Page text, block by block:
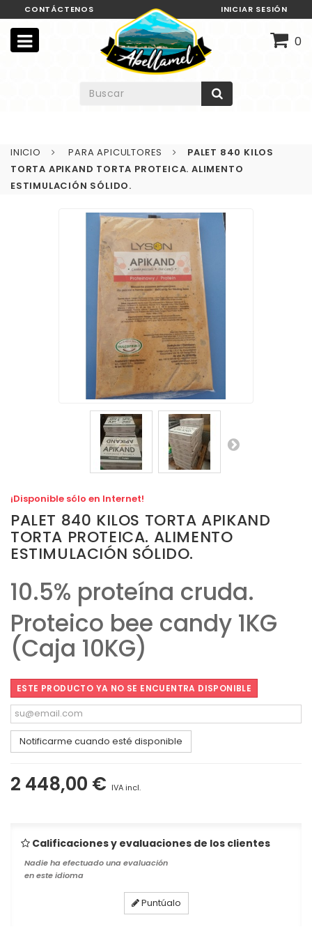
INICIAR SESIÓN
CONTÁCTENOS
0
INICIO PARA APICULTORES
PALET 840 KILOS
TORTA APIKAND TORTA PROTEICA. ALIMENTO
ESTIMULACIÓN SÓLIDO.
¡Disponible sólo en Internet!
PALET 840 KILOS TORTA APIKAND
TORTA PROTEICA. ALIMENTO
ESTIMULACIÓN SÓLIDO.
10.5% proteína cruda.
Proteico bee candy 1KG
(Caja 10KG)
ESTE PRODUCTO YA NO SE ENCUENTRA DISPONIBLE
Notificarme cuando esté disponible
2 448,00 € IVA incl.
Calificaciones y evaluaciones de los clientes
Nadie ha efectuado una evaluación
en este idioma
Puntúalo